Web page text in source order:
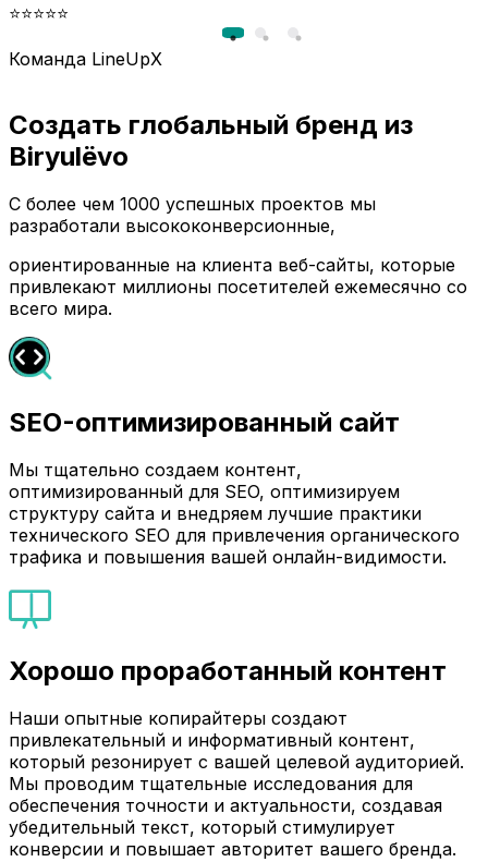
⭐⭐⭐⭐⭐
Команда LineUpX
Создать глобальный бренд из
Biryulëvo
С более чем 1000 успешных проектов мы
разработали высококонверсионные,
ориентированные на клиента веб-сайты, которые
привлекают миллионы посетителей ежемесячно со
всего мира.
SEO-оптимизированный сайт
Мы тщательно создаем контент,
оптимизированный для SEO, оптимизируем
структуру сайта и внедряем лучшие практики
технического SEO для привлечения органического
трафика и повышения вашей онлайн-видимости.
Хорошо проработанный контент
Наши опытные копирайтеры создают
привлекательный и информативный контент,
который резонирует с вашей целевой аудиторией.
Мы проводим тщательные исследования для
обеспечения точности и актуальности, создавая
убедительный текст, который стимулирует
конверсии и повышает авторитет вашего бренда.